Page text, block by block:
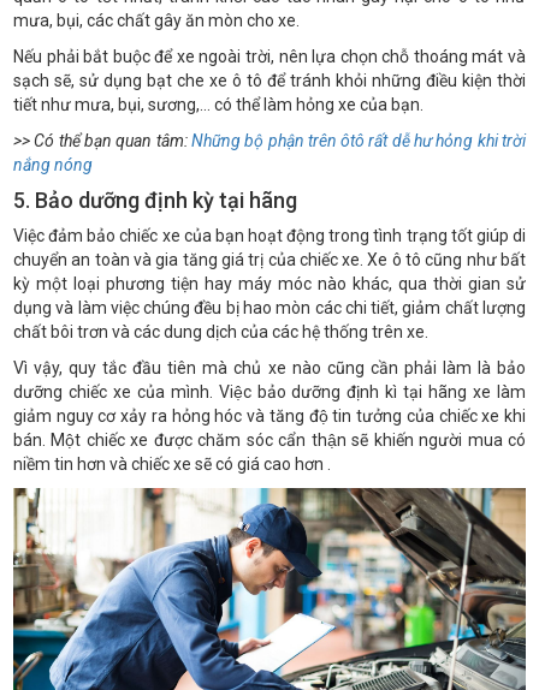
mưa, bụi, các chất gây ăn mòn cho xe.
Nếu phải bắt buộc để xe ngoài trời, nên lựa chọn chỗ thoáng mát và
sạch sẽ, sử dụng bạt che xe ô tô để tránh khỏi những điều kiện thời
tiết như mưa, bụi, sương,… có thể làm hỏng xe của bạn.
>> Có thể bạn quan tâm:Những bộ phận trên ôtô rất dễ hư hỏng khi trời
nắng nóng
5. Bảo dưỡng định kỳ tại hãng
Việc đảm bảo chiếc xe của bạn hoạt động trong tình trạng tốt giúp di
chuyển an toàn và gia tăng giá trị của chiếc xe. Xe ô tô cũng như bất
kỳ một loại phương tiện hay máy móc nào khác, qua thời gian sử
dụng và làm việc chúng đều bị hao mòn các chi tiết, giảm chất lượng
chất bôi trơn và các dung dịch của các hệ thống trên xe.
Vì vậy, quy tắc đầu tiên mà chủ xe nào cũng cần phải làm là bảo
dưỡng chiếc xe của mình. Việc bảo dưỡng định kì tại hãng xe làm
giảm nguy cơ xảy ra hỏng hóc và tăng độ tin tưởng của chiếc xe khi
bán. Một chiếc xe được chăm sóc cẩn thận sẽ khiến người mua có
niềm tin hơn và chiếc xe sẽ có giá cao hơn .